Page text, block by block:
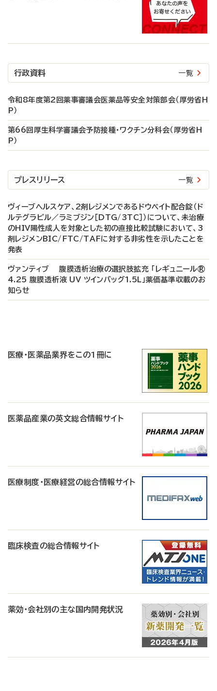
行政資料 一覧
令和8年度第2回薬事審議会医薬品等安全対策部会（厚労省H
P）
第66回厚生科学審議会予防接種・ワクチン分科会（厚労省H
P）
プレスリリース 一覧
ヴィーブヘルスケア、2剤レジメンであるドウベイト配合錠（ド
ルテグラビル／ラミブジン［DTG/3TC］）について、未治療
のHIV陽性成人を対象とした初の直接比較試験において、3
剤レジメンBIC/FTC/TAFに対する非劣性を示したことを
発表
ヴァンティブ 腹膜透析治療の選択肢拡充 「レギュニール®
4.25 腹膜透析液 UV ツインバッグ1.5L」薬価基準収載のお
知らせ
医療・医薬品業界をこの1冊に
医薬品産業の英文総合情報サイト
医療制度・医療経営の総合情報サイト
臨床検査の総合情報サイト
薬効・会社別の主な国内開発状況